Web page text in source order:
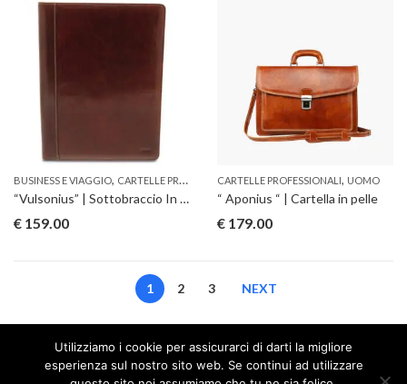
BUSINESS E VIAGGIO, CARTELLE PROFESSIONALI
“Vulsonius” | Sottobraccio In Pelle
€ 159.00
CARTELLE PROFESSIONALI, UOMO
“ Aponius “ | Cartella in pelle
€ 179.00
1 2 3 NEXT
Utilizziamo i cookie per assicurarci di darti la migliore
esperienza sul nostro sito web. Se continui ad utilizzare